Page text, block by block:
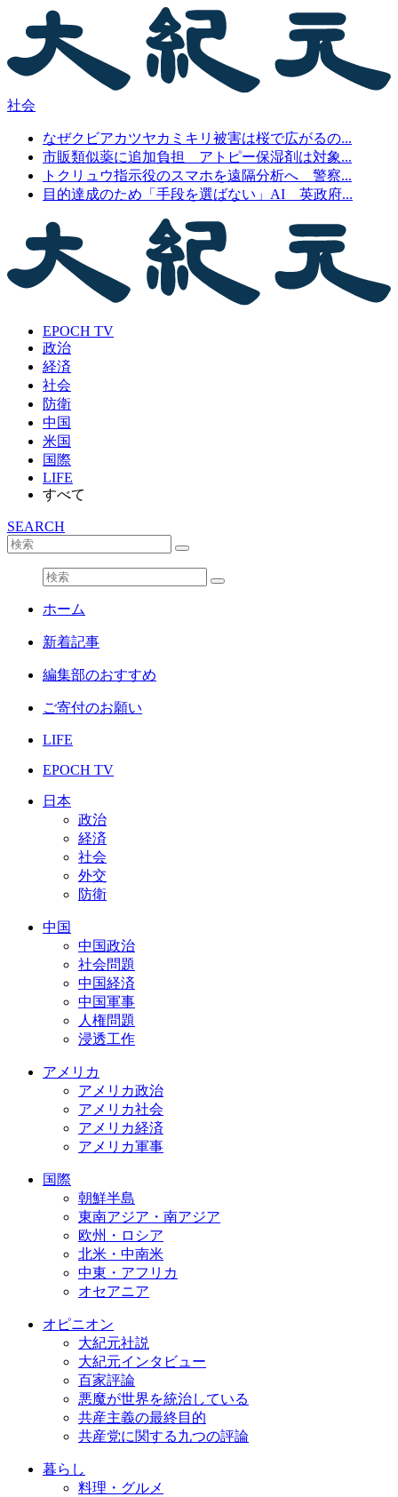
社会
なぜクビアカツヤカミキリ被害は桜で広がるの...
市販類似薬に追加負担 アトピー保湿剤は対象...
トクリュウ指示役のスマホを遠隔分析へ 警察...
目的達成のため「手段を選ばない」AI 英政府...
EPOCH TV
政治
経済
社会
防衛
中国
米国
国際
LIFE
すべて
SEARCH
ホーム
新着記事
編集部のおすすめ
ご寄付のお願い
LIFE
EPOCH TV
日本
政治
経済
社会
外交
防衛
中国
中国政治
社会問題
中国経済
中国軍事
人権問題
浸透工作
アメリカ
アメリカ政治
アメリカ社会
アメリカ経済
アメリカ軍事
国際
朝鮮半島
東南アジア・南アジア
欧州・ロシア
北米・中南米
中東・アフリカ
オセアニア
オピニオン
大紀元社説
大紀元インタビュー
百家評論
悪魔が世界を統治している
共産主義の最終目的
共産党に関する九つの評論
暮らし
料理・グルメ